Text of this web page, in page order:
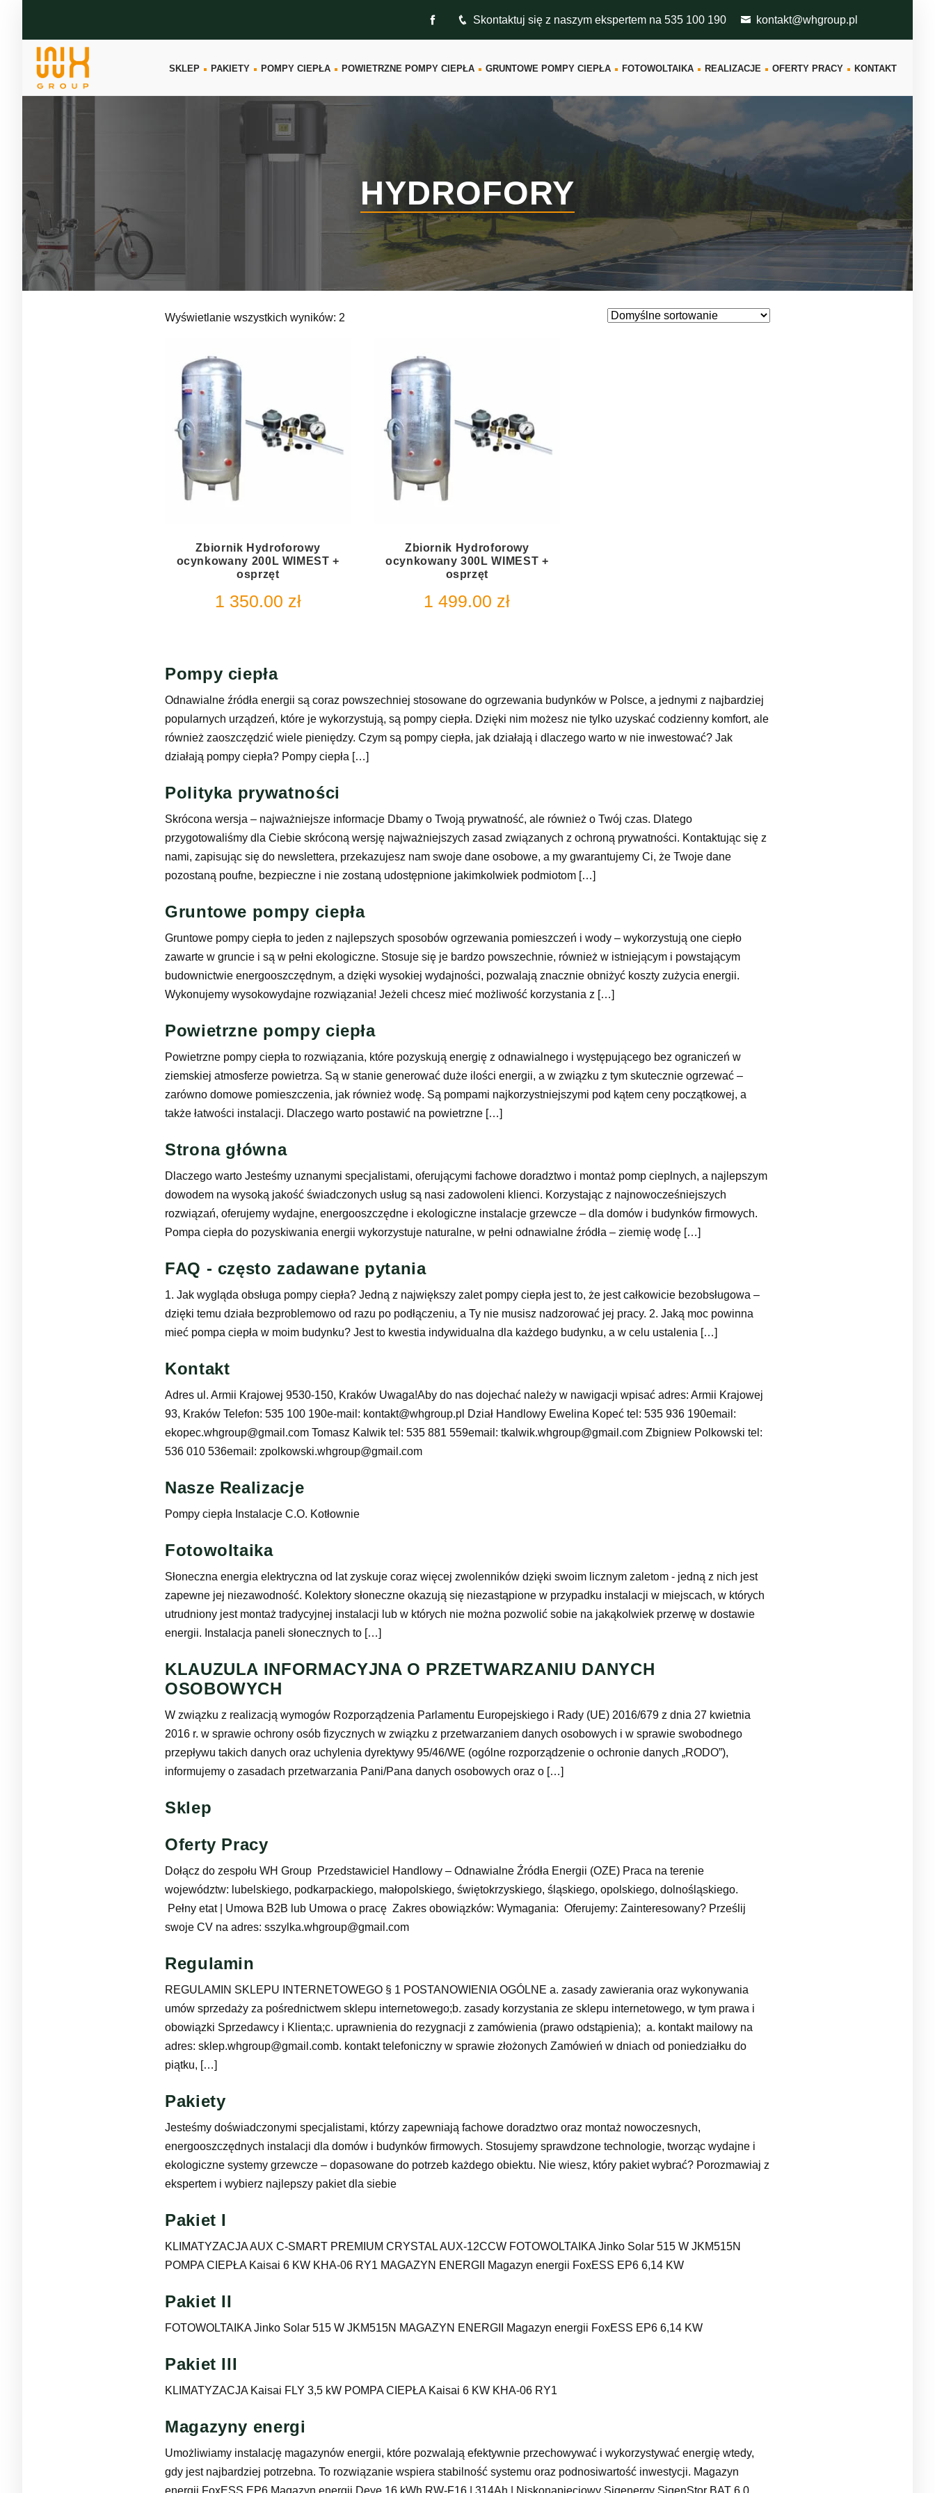
Skontaktuj się z naszym ekspertem na 535 100 190 kontakt@whgroup.pl
SKLEP PAKIETY POMPY CIEPŁA POWIETRZNE POMPY CIEPŁA GRUNTOWE POMPY CIEPŁA FOTOWOLTAIKA REALIZACJE OFERTY PRACY KONTAKT
HYDROFORY
Wyświetlanie wszystkich wyników: 2
Zbiornik Hydroforowy
ocynkowany 200L WIMEST +
osprzęt
1 350.00 zł
Zbiornik Hydroforowy
ocynkowany 300L WIMEST +
osprzęt
1 499.00 zł
Pompy ciepła
Odnawialne źródła energii są coraz powszechniej stosowane do ogrzewania budynków w Polsce, a jednymi z najbardziej
popularnych urządzeń, które je wykorzystują, są pompy ciepła. Dzięki nim możesz nie tylko uzyskać codzienny komfort, ale
również zaoszczędzić wiele pieniędzy. Czym są pompy ciepła, jak działają i dlaczego warto w nie inwestować? Jak
działają pompy ciepła? Pompy ciepła […]
Polityka prywatności
Skrócona wersja – najważniejsze informacje Dbamy o Twoją prywatność, ale również o Twój czas. Dlatego
przygotowaliśmy dla Ciebie skróconą wersję najważniejszych zasad związanych z ochroną prywatności. Kontaktując się z
nami, zapisując się do newslettera, przekazujesz nam swoje dane osobowe, a my gwarantujemy Ci, że Twoje dane
pozostaną poufne, bezpieczne i nie zostaną udostępnione jakimkolwiek podmiotom […]
Gruntowe pompy ciepła
Gruntowe pompy ciepła to jeden z najlepszych sposobów ogrzewania pomieszczeń i wody – wykorzystują one ciepło
zawarte w gruncie i są w pełni ekologiczne. Stosuje się je bardzo powszechnie, również w istniejącym i powstającym
budownictwie energooszczędnym, a dzięki wysokiej wydajności, pozwalają znacznie obniżyć koszty zużycia energii.
Wykonujemy wysokowydajne rozwiązania! Jeżeli chcesz mieć możliwość korzystania z […]
Powietrzne pompy ciepła
Powietrzne pompy ciepła to rozwiązania, które pozyskują energię z odnawialnego i występującego bez ograniczeń w
ziemskiej atmosferze powietrza. Są w stanie generować duże ilości energii, a w związku z tym skutecznie ogrzewać –
zarówno domowe pomieszczenia, jak również wodę. Są pompami najkorzystniejszymi pod kątem ceny początkowej, a
także łatwości instalacji. Dlaczego warto postawić na powietrzne […]
Strona główna
Dlaczego warto Jesteśmy uznanymi specjalistami, oferującymi fachowe doradztwo i montaż pomp cieplnych, a najlepszym
dowodem na wysoką jakość świadczonych usług są nasi zadowoleni klienci. Korzystając z najnowocześniejszych
rozwiązań, oferujemy wydajne, energooszczędne i ekologiczne instalacje grzewcze – dla domów i budynków firmowych.
Pompa ciepła do pozyskiwania energii wykorzystuje naturalne, w pełni odnawialne źródła – ziemię wodę […]
FAQ - często zadawane pytania
1. Jak wygląda obsługa pompy ciepła? Jedną z największy zalet pompy ciepła jest to, że jest całkowicie bezobsługowa –
dzięki temu działa bezproblemowo od razu po podłączeniu, a Ty nie musisz nadzorować jej pracy. 2. Jaką moc powinna
mieć pompa ciepła w moim budynku? Jest to kwestia indywidualna dla każdego budynku, a w celu ustalenia […]
Kontakt
Adres ul. Armii Krajowej 9530-150, Kraków Uwaga!Aby do nas dojechać należy w nawigacji wpisać adres: Armii Krajowej
93, Kraków Telefon: 535 100 190e-mail: kontakt@whgroup.pl Dział Handlowy Ewelina Kopeć tel: 535 936 190email:
ekopec.whgroup@gmail.com Tomasz Kalwik tel: 535 881 559email: tkalwik.whgroup@gmail.com Zbigniew Polkowski tel:
536 010 536email: zpolkowski.whgroup@gmail.com
Nasze Realizacje
Pompy ciepła Instalacje C.O. Kotłownie
Fotowoltaika
Słoneczna energia elektryczna od lat zyskuje coraz więcej zwolenników dzięki swoim licznym zaletom - jedną z nich jest
zapewne jej niezawodność. Kolektory słoneczne okazują się niezastąpione w przypadku instalacji w miejscach, w których
utrudniony jest montaż tradycyjnej instalacji lub w których nie można pozwolić sobie na jakąkolwiek przerwę w dostawie
energii. Instalacja paneli słonecznych to […]
KLAUZULA INFORMACYJNA O PRZETWARZANIU DANYCH
OSOBOWYCH
W związku z realizacją wymogów Rozporządzenia Parlamentu Europejskiego i Rady (UE) 2016/679 z dnia 27 kwietnia
2016 r. w sprawie ochrony osób fizycznych w związku z przetwarzaniem danych osobowych i w sprawie swobodnego
przepływu takich danych oraz uchylenia dyrektywy 95/46/WE (ogólne rozporządzenie o ochronie danych „RODO”),
informujemy o zasadach przetwarzania Pani/Pana danych osobowych oraz o […]
Sklep
Oferty Pracy
Dołącz do zespołu WH Group Przedstawiciel Handlowy – Odnawialne Źródła Energii (OZE) Praca na terenie
województw: lubelskiego, podkarpackiego, małopolskiego, świętokrzyskiego, śląskiego, opolskiego, dolnośląskiego.
Pełny etat | Umowa B2B lub Umowa o pracę Zakres obowiązków: Wymagania: Oferujemy: Zainteresowany? Prześlij
swoje CV na adres: sszylka.whgroup@gmail.com
Regulamin
REGULAMIN SKLEPU INTERNETOWEGO § 1 POSTANOWIENIA OGÓLNE a. zasady zawierania oraz wykonywania
umów sprzedaży za pośrednictwem sklepu internetowego;b. zasady korzystania ze sklepu internetowego, w tym prawa i
obowiązki Sprzedawcy i Klienta;c. uprawnienia do rezygnacji z zamówienia (prawo odstąpienia); a. kontakt mailowy na
adres: sklep.whgroup@gmail.comb. kontakt telefoniczny w sprawie złożonych Zamówień w dniach od poniedziałku do
piątku, […]
Pakiety
Jesteśmy doświadczonymi specjalistami, którzy zapewniają fachowe doradztwo oraz montaż nowoczesnych,
energooszczędnych instalacji dla domów i budynków firmowych. Stosujemy sprawdzone technologie, tworząc wydajne i
ekologiczne systemy grzewcze – dopasowane do potrzeb każdego obiektu. Nie wiesz, który pakiet wybrać? Porozmawiaj z
ekspertem i wybierz najlepszy pakiet dla siebie
Pakiet I
KLIMATYZACJA AUX C-SMART PREMIUM CRYSTAL AUX-12CCW FOTOWOLTAIKA Jinko Solar 515 W JKM515N
POMPA CIEPŁA Kaisai 6 KW KHA-06 RY1 MAGAZYN ENERGII Magazyn energii FoxESS EP6 6,14 KW
Pakiet II
FOTOWOLTAIKA Jinko Solar 515 W JKM515N MAGAZYN ENERGII Magazyn energii FoxESS EP6 6,14 KW
Pakiet III
KLIMATYZACJA Kaisai FLY 3,5 kW POMPA CIEPŁA Kaisai 6 KW KHA-06 RY1
Magazyny energi
Umożliwiamy instalację magazynów energii, które pozwalają efektywnie przechowywać i wykorzystywać energię wtedy,
gdy jest najbardziej potrzebna. To rozwiązanie wspiera stabilność systemu oraz podnosiwartość inwestycji. Magazyn